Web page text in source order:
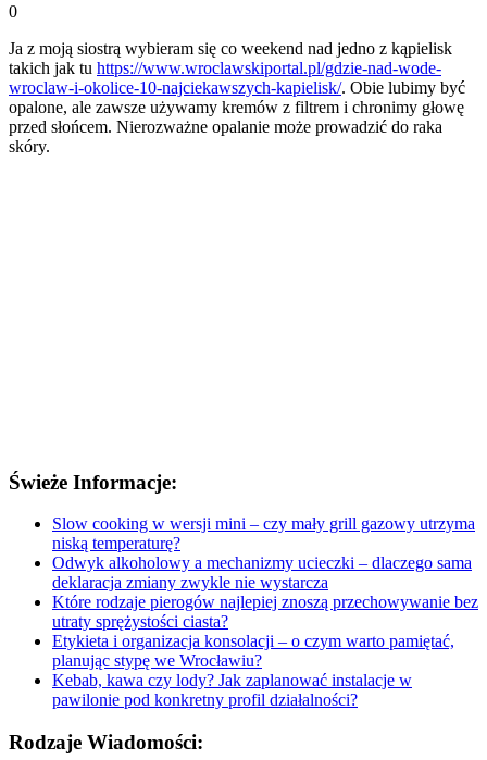
0
Ja z moją siostrą wybieram się co weekend nad jedno z kąpielisk
takich jak tu https://www.wroclawskiportal.pl/gdzie-nad-wode-
wroclaw-i-okolice-10-najciekawszych-kapielisk/. Obie lubimy być
opalone, ale zawsze używamy kremów z filtrem i chronimy głowę
przed słońcem. Nierozważne opalanie może prowadzić do raka
skóry.
Świeże Informacje:
Slow cooking w wersji mini – czy mały grill gazowy utrzyma
niską temperaturę?
Odwyk alkoholowy a mechanizmy ucieczki – dlaczego sama
deklaracja zmiany zwykle nie wystarcza
Które rodzaje pierogów najlepiej znoszą przechowywanie bez
utraty sprężystości ciasta?
Etykieta i organizacja konsolacji – o czym warto pamiętać,
planując stypę we Wrocławiu?
Kebab, kawa czy lody? Jak zaplanować instalacje w
pawilonie pod konkretny profil działalności?
Rodzaje Wiadomości: